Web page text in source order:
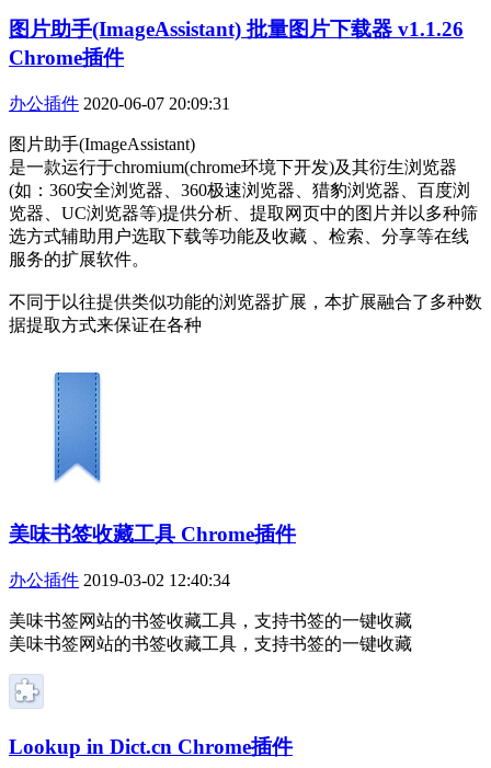
图片助手(ImageAssistant) 批量图片下载器 v1.1.26
Chrome插件
办公插件 2020-06-07 20:09:31
图片助手(ImageAssistant)
是一款运行于chromium(chrome环境下开发)及其衍生浏览器
(如：360安全浏览器、360极速浏览器、猎豹浏览器、百度浏
览器、UC浏览器等)提供分析、提取网页中的图片并以多种筛
选方式辅助用户选取下载等功能及收藏 、检索、分享等在线
服务的扩展软件。
不同于以往提供类似功能的浏览器扩展，本扩展融合了多种数
据提取方式来保证在各种
美味书签收藏工具 Chrome插件
办公插件 2019-03-02 12:40:34
美味书签网站的书签收藏工具，支持书签的一键收藏
美味书签网站的书签收藏工具，支持书签的一键收藏
Lookup in Dict.cn Chrome插件